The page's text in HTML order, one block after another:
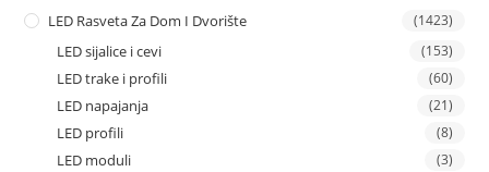
LED Rasveta Za Dom I Dvorište (1423)
LED sijalice i cevi (153)
LED trake i profili (60)
LED napajanja (21)
LED profili (8)
LED moduli (3)